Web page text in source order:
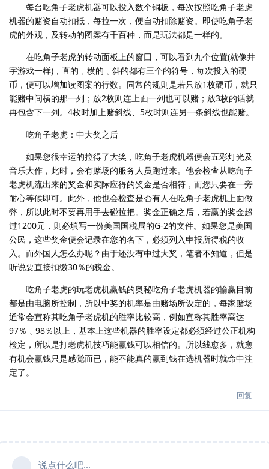
每台吃角子老虎机器可以投入数个铜板，每次按照吃角子老虎
机器的赌资自动扣抵，每拉一次，便自动扣除赌资。即使吃角子老
虎的外观，及转动的图案有千百种，而是玩法都是一样的。
在吃角子老虎的转动面板上的窗囗，可以看到九个位置(就像井
字游戏一样)，直的﹑横的﹑斜的都有三个的符号，每次投入的硬
币，便可以增加读图案的行数。同常的规则是若只放1枚硬币，就只
能赌中间横的那一列；放2枚则连上面一列也可以赌；放3枚的话就
再包含下一列。4枚时加上赌斜线、5枚时则连另一条斜线也能赌。
吃角子老虎：中大奖之后
如果您很幸运的拉得了大奖，吃角子老虎机器便会五彩灯光及
音乐大作，此时，会有赌场的服务人员跑过来。他会检查从吃角子
老虎机流出来的奖金和实际应得的奖金是否相符，而您只要在一旁
耐心等候即可。此外，他也会检查是否有人在吃角子老虎机上面做
弊，所以此时不要再用手去碰拉把。奖金正确之后，若赢的奖金超
过1200元，则必填写一份美国国税局的G-2的文件。如果您是美国
公民，这些奖金便会记录在您的名下，必须列入申报所得税的收
入。而外国人怎么办呢？由于还没有中过大奖，笔者不知道，但是
听说要直接扣缴30％的税金。
吃角子老虎的玩老虎机赢钱的奥秘吃角子老虎机器的输赢目前
都是由电脑所控制，所以中奖的机率是由赌场所设定的，每家赌场
通常会宣称其吃角子老虎机的胜率比较高，例如宣称其胜率高达
97％﹑98％以上，基本上这些机器的胜率设定都必须经过公正机构
检定，所以是打老虎机技巧能赢钱可以相信的。所以线愈多，就愈
有机会赢钱只是感觉而已，能不能真的赢到钱在选机器时就命中注
定了。
回复
说点什么吧...